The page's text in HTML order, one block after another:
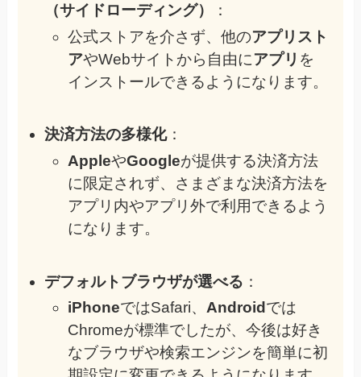
（サイドローディング）
：
公式ストアを介さず、他のアプリスト
アやWebサイトから自由にアプリ を
インストールできるようになります。
決済方法の多様化：
AppleやGoogleが提供する決済方法
に限定されず、さまざまな決済方法を
アプリ内やアプリ外で利用できるよう
になります。
デフォルトブラウザが選べる ：
iPhoneではSafari、 Android では
Chromeが標準でしたが、今後は好き
なブラウザや検索エンジンを簡単に初